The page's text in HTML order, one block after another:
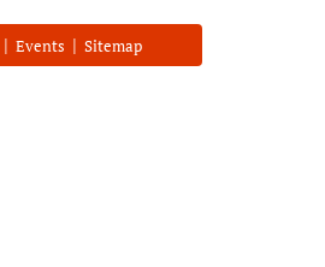
| Events | Sitemap